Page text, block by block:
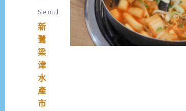
Seoul
新
鷺
梁
津
水
產
市